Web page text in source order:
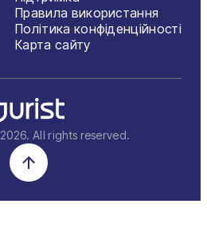
Правила використання
Політика конфіденційності
Карта сайту
2026. All rights reserved.